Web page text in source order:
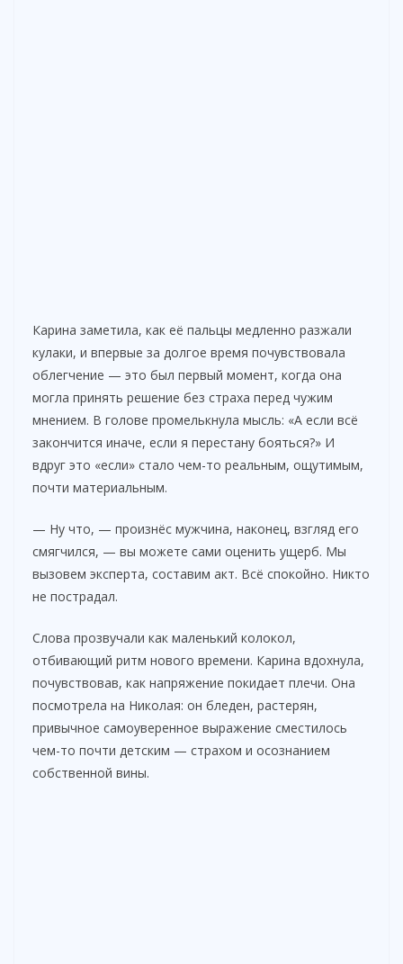
Карина заметила, как её пальцы медленно разжали
кулаки, и впервые за долгое время почувствовала
облегчение — это был первый момент, когда она
могла принять решение без страха перед чужим
мнением. В голове промелькнула мысль: «А если всё
закончится иначе, если я перестану бояться?» И
вдруг это «если» стало чем-то реальным, ощутимым,
почти материальным.
— Ну что, — произнёс мужчина, наконец, взгляд его
смягчился, — вы можете сами оценить ущерб. Мы
вызовем эксперта, составим акт. Всё спокойно. Никто
не пострадал.
Слова прозвучали как маленький колокол,
отбивающий ритм нового времени. Карина вдохнула,
почувствовав, как напряжение покидает плечи. Она
посмотрела на Николая: он бледен, растерян,
привычное самоуверенное выражение сместилось
чем-то почти детским — страхом и осознанием
собственной вины.